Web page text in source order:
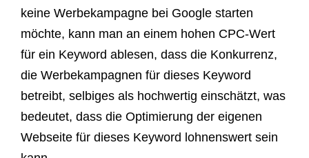
keine Werbekampagne bei Google starten
möchte, kann man an einem hohen CPC-Wert
für ein Keyword ablesen, dass die Konkurrenz,
die Werbekampagnen für dieses Keyword
betreibt, selbiges als hochwertig einschätzt, was
bedeutet, dass die Optimierung der eigenen
Webseite für dieses Keyword lohnenswert sein